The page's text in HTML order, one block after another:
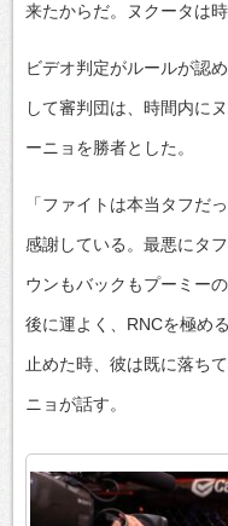
来たからだ。ヌクータは
ビデオ判定がルールが認
して審判団は、時間内に
ーニョを勝者とした。
「ファイトは本当タフだ
感謝している。最悪にタ
ウンもバックもプーミー
後に運よく、RNCを極め
止めた時、彼は既に落ち
ニョが話す。